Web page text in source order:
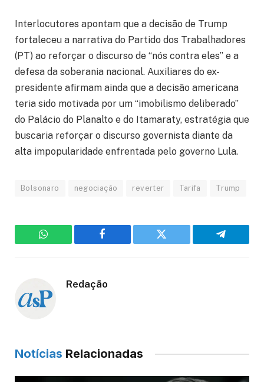
Interlocutores apontam que a decisão de Trump
fortaleceu a narrativa do Partido dos Trabalhadores
(PT) ao reforçar o discurso de “nós contra eles” e a
defesa da soberania nacional. Auxiliares do ex-
presidente afirmam ainda que a decisão americana
teria sido motivada por um “imobilismo deliberado”
do Palácio do Planalto e do Itamaraty, estratégia que
buscaria reforçar o discurso governista diante da
alta impopularidade enfrentada pelo governo Lula.
Bolsonaro negociação reverter Tarifa Trump
WhatsApp Facebook Twitter Telegram
Redação
Notícias Relacionadas